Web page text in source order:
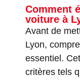
Comment
voiture à
Avant de
Lyon,
essentiel.
critères tels